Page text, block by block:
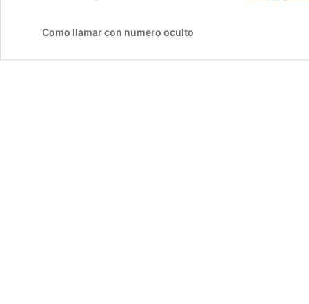
Como llamar con numero oculto